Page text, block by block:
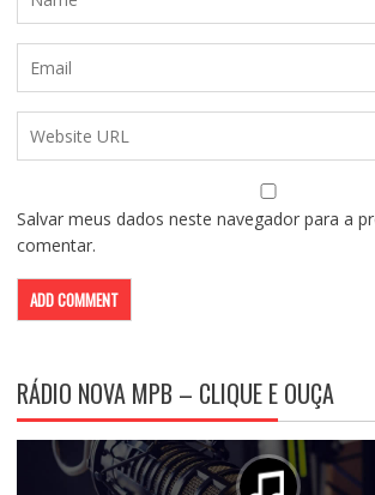
Salvar meus dados neste navegador para a
comentar.
RÁDIO NOVA MPB – CLIQUE E OUÇA